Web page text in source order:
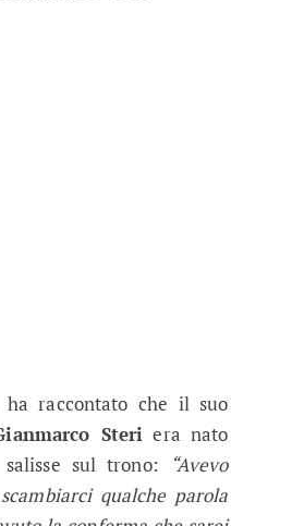
ha raccontato che il suo
Steri era nato
sul trono:
“Avevo
qualche parola